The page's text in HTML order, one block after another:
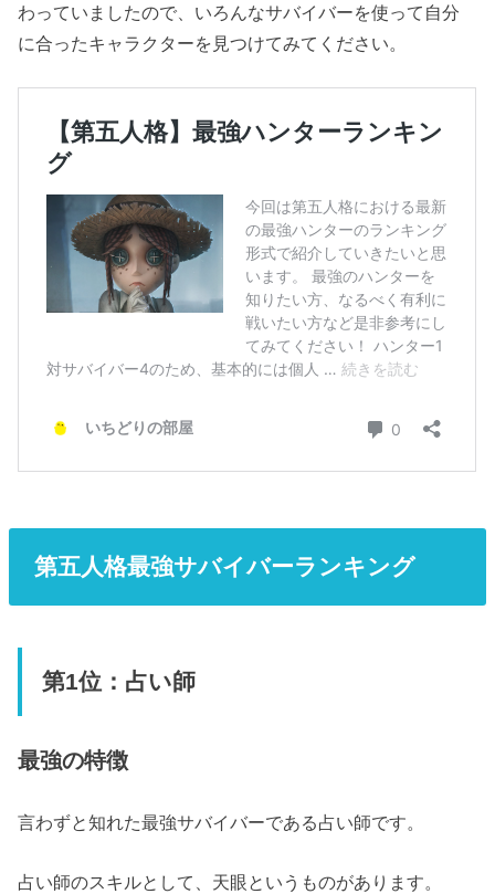
わっていましたので、いろんなサバイバーを使って自分
に合ったキャラクターを見つけてみてください。
第五人格最強サバイバーランキング
第1位：占い師
最強の特徴
言わずと知れた最強サバイバーである占い師です。
占い師のスキルとして、天眼というものがあります。